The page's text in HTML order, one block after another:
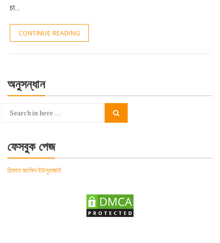
চা…
CONTINUE READING
অনুসন্ধান
Search
ফেসবুক পেজ
রিফাত জামিল ইউসুফজাই